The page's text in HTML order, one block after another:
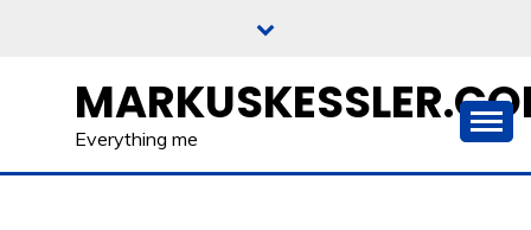
Everything me